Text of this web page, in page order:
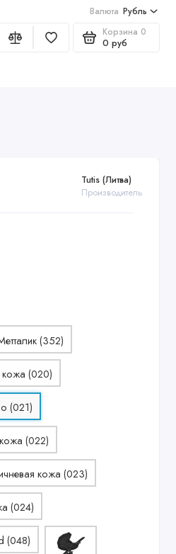
Валюта Рубль
Корзина 0
0 руб
Tutis (Литва)
Производитель